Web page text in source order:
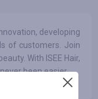
developing
of customers. Join
With ISEE Hair,
been easier.